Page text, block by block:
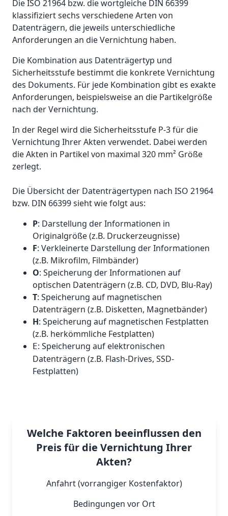
Die ISO 21964 bzw. die wortgleiche DIN 66399
klassifiziert sechs verschiedene Arten von
Datenträgern, die jeweils unterschiedliche
Anforderungen an die Vernichtung haben.
Die Kombination aus Datenträgertyp und
Sicherheitsstufe bestimmt die konkrete Vernichtung
des Dokuments. Für jede Kombination gibt es exakte
Anforderungen, beispielsweise an die Partikelgröße
nach der Vernichtung.
In der Regel wird die Sicherheitsstufe P-3 für die
Vernichtung Ihrer Akten verwendet. Dabei werden
die Akten in Partikel von maximal 320 mm² Größe
zerlegt.
Die Übersicht der Datenträgertypen nach ISO 21964
bzw. DIN 66399 sieht wie folgt aus:
P: Darstellung der Informationen in
Originalgröße (z.B. Druckerzeugnisse)
F: Verkleinerte Darstellung der Informationen
(z.B. Mikrofilm, Filmbänder)
O: Speicherung der Informationen auf
optischen Datenträgern (z.B. CD, DVD, Blu-Ray)
T: Speicherung auf magnetischen
Datenträgern (z.B. Disketten, Magnetbänder)
H: Speicherung auf magnetischen Festplatten
(z.B. herkömmliche Festplatten)
E: Speicherung auf elektronischen
Datenträgern (z.B. Flash-Drives, SSD-
Festplatten)
Welche Faktoren beeinflussen den
Preis für die Vernichtung Ihrer
Akten?
Anfahrt (vorrangiger Kostenfaktor)
Bedingungen vor Ort